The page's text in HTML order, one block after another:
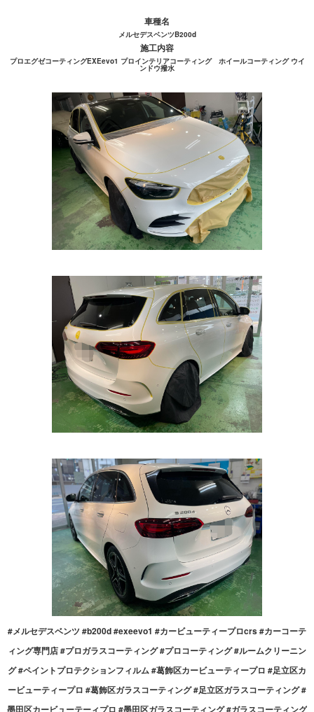
車種名
メルセデスベンツB200d
施工内容
プロエグゼコーティングEXEevo1 プロインテリアコーティング ホイールコーティング ウイ
ンドウ撥水
#メルセデスベンツ #b200d #exeevo1 #カービューティープロcrs #カーコーテ
ィング専門店 #プロガラスコーティング #プロコーティング #ルームクリーニン
グ #ペイントプロテクションフィルム #葛飾区カービューティープロ #足立区カ
ービューティープロ #葛飾区ガラスコーティング #足立区ガラスコーティング #
墨田区カービューテーィプロ #墨田区ガラスコーティング #ガラスコーティング